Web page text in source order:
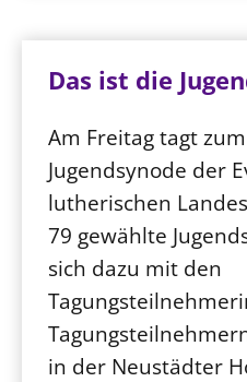
Das ist die
Am Freitag tagt
Jugendsynode der
lutherischen
79 gewählte
sich dazu mit den
in der Neustädter